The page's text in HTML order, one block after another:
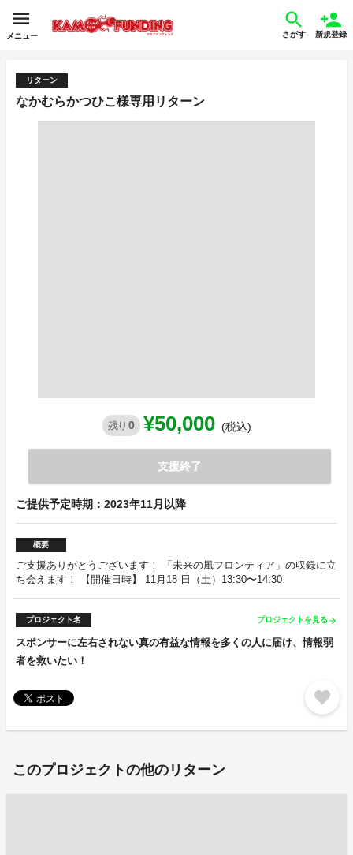
メニュー さがす 新規登録
リターン
なかむらかつひこ様専用リターン
残り 0 ¥50,000 (税込)
支援終了
ご提供予定時期：2023年11月以降
概要
ご支援ありがとうございます！ 「未来の風フロンティア」の収録に立
ち会えます！ 【開催日時】 11月18 日（土）13:30〜14:30
プロジェクト名 プロジェクトを見る arrow_forward
スポンサーに左右されない真の有益な情報を多くの人に届け、情報弱
者を救いたい！
favorite
このプロジェクトの他のリターン